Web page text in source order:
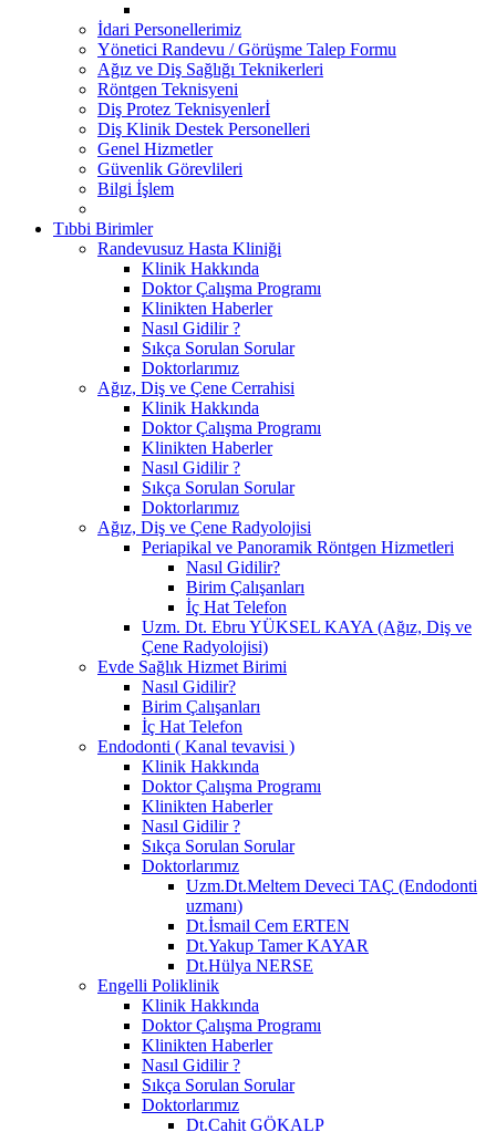
İdari Personellerimiz
Yönetici Randevu / Görüşme Talep Formu
Ağız ve Diş Sağlığı Teknikerleri
Röntgen Teknisyeni
Diş Protez Teknisyenlerİ
Diş Klinik Destek Personelleri
Genel Hizmetler
Güvenlik Görevlileri
Bilgi İşlem
Tıbbi Birimler
Randevusuz Hasta Kliniği
Klinik Hakkında
Doktor Çalışma Programı
Klinikten Haberler
Nasıl Gidilir ?
Sıkça Sorulan Sorular
Doktorlarımız
Ağız, Diş ve Çene Cerrahisi
Klinik Hakkında
Doktor Çalışma Programı
Klinikten Haberler
Nasıl Gidilir ?
Sıkça Sorulan Sorular
Doktorlarımız
Ağız, Diş ve Çene Radyolojisi
Periapikal ve Panoramik Röntgen Hizmetleri
Nasıl Gidilir?
Birim Çalışanları
İç Hat Telefon
Uzm. Dt. Ebru YÜKSEL KAYA (Ağız, Diş ve
Çene Radyolojisi)
Evde Sağlık Hizmet Birimi
Nasıl Gidilir?
Birim Çalışanları
İç Hat Telefon
Endodonti ( Kanal tevavisi )
Klinik Hakkında
Doktor Çalışma Programı
Klinikten Haberler
Nasıl Gidilir ?
Sıkça Sorulan Sorular
Doktorlarımız
Uzm.Dt.Meltem Deveci TAÇ (Endodonti
uzmanı)
Dt.İsmail Cem ERTEN
Dt.Yakup Tamer KAYAR
Dt.Hülya NERSE
Engelli Poliklinik
Klinik Hakkında
Doktor Çalışma Programı
Klinikten Haberler
Nasıl Gidilir ?
Sıkça Sorulan Sorular
Doktorlarımız
Dt.Cahit GÖKALP